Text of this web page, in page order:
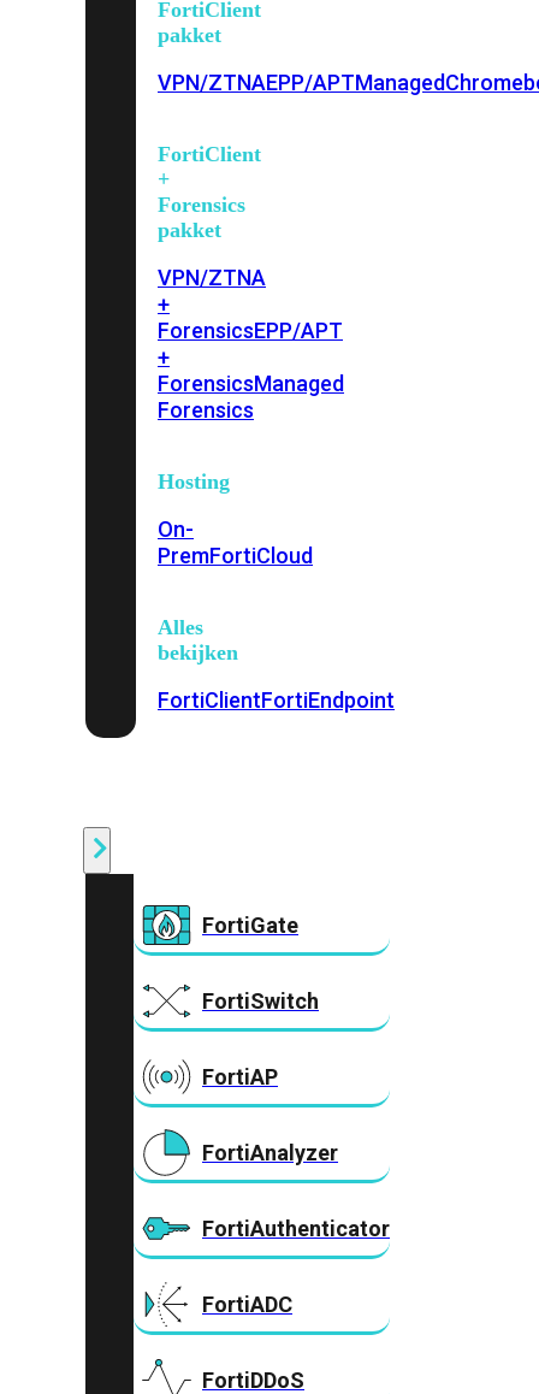
FortiClient
pakket
VPN/ZTNAEPP/APTManaged
FortiClient
+
Forensics
pakket
VPN/ZTNA
+
ForensicsEPP/APT
+
ForensicsManaged
Forensics
Hosting
On-
PremFortiCloud
Alles
bekijken
FortiClientFortiEndpoint
FortiGate
FortiSwitch
FortiAP
FortiAnalyzer
FortiAuthenticator
FortiADC
FortiDDoS